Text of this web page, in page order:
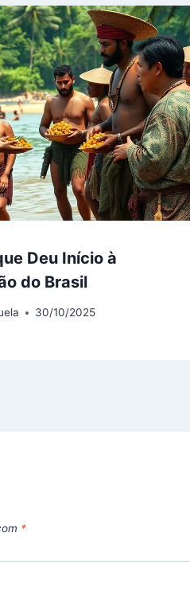
Deu Início à
do Brasil
30/10/2025
*